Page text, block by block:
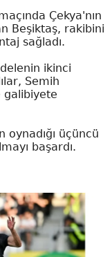
Çekya'nın
Beşiktaş, rakibini
sağladı.
ikinci
Semih
galibiyete
üçüncü
başardı.